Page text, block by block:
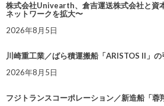
株式会社Univearth、倉吉運送株式会社と資
ネットワークを拡大〜
2026年8月5日
川崎重工業／ばら積運搬船「ARISTOS II」の
2026年8月5日
フジトランスコーポレーション／新造船「蓉